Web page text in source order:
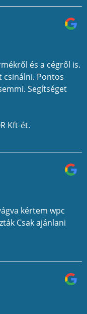
és a cégről is.
csinálni. Pontos
Segítséget
Kft-ét.
kértem wpc
Csak ajánlani